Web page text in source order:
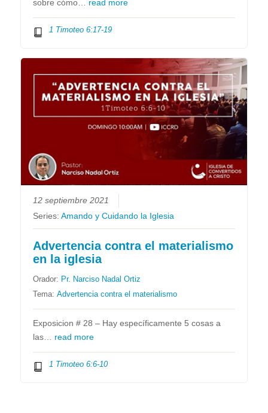
sobre cómo… read more
1 Timoteo 6:17-19
12 septiembre 2021
Series:Amando y Cuidando la Iglesia
Advertencia contra el materialismo
en la iglesia
Orador: Pr. Narciso Nadal Ortiz
Tema:Advertencia contra el materialismo
Exposicion # 28 – Hay específicamente 5 cosas a
las… read more
1 Timoteo 6:6-10